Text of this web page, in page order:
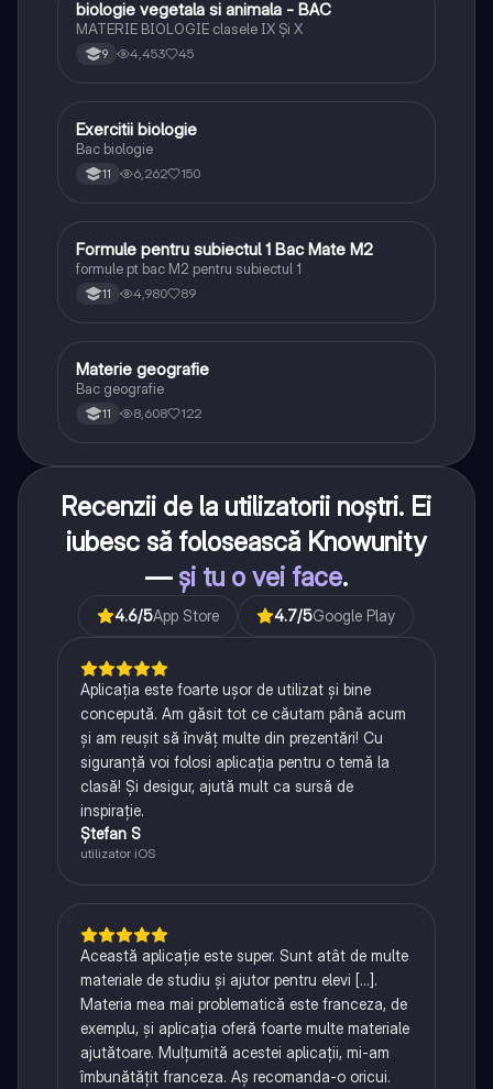
Biologie
biologie vegetala si animala - BAC
MATERIE BIOLOGIE clasele IX Şi X
9 4,453 45
Biologie
Exercitii biologie
Bac biologie
11 6,262 150
Matematică
Formule pentru subiectul 1 Bac Mate M2
formule pt bac M2 pentru subiectul 1
11 4,980 89
Geografie
Materie geografie
Bac geografie
11 8,608 122
Recenzii de la utilizatorii noștri. Ei
iubesc să folosească Knowunity
— și tu o vei face.
4.6/5App Store 4.7/5Google Play
Aplicația este foarte ușor de utilizat și bine
concepută. Am găsit tot ce căutam până acum
și am reușit să învăț multe din prezentări! Cu
siguranță voi folosi aplicația pentru o temă la
clasă! Și desigur, ajută mult ca sursă de
inspirație.
Ștefan S
utilizator iOS
Această aplicație este super. Sunt atât de multe
materiale de studiu și ajutor pentru elevi [...].
Materia mea mai problematică este franceza, de
exemplu, și aplicația oferă foarte multe materiale
ajutătoare. Mulțumită acestei aplicații, mi-am
îmbunătățit franceza. Aș recomanda-o oricui.